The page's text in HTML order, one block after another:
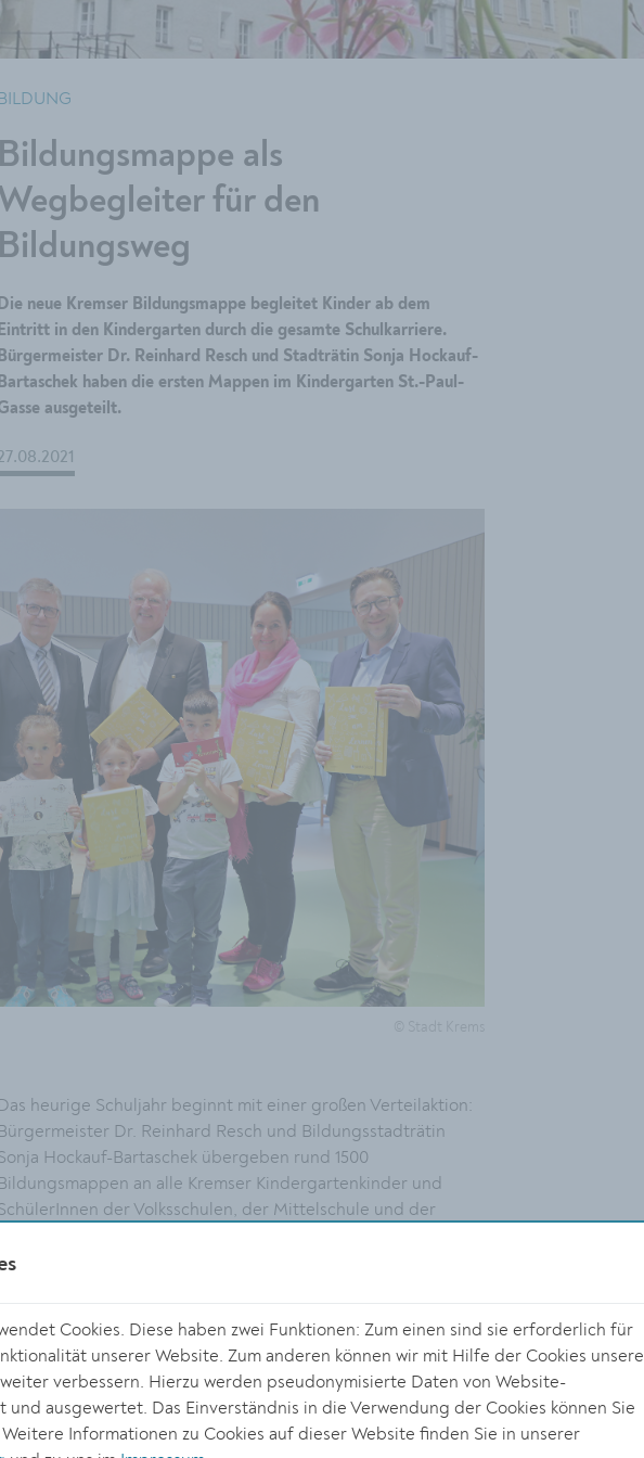
BILDUNG
Bildungsmappe als
für den
Bildungsweg
Die neue Kremser Bildungsmappe begleitet Kinder ab dem
Eintritt in den Kindergarten durch die gesamte Schulkarriere.
Bürgermeister Dr. Reinhard Resch und Stadträtin Sonja Hockauf-
Bartaschek haben die ersten Mappen im Kindergarten St.-Paul-
ausgeteilt.
Das heurige Schuljahr beginnt mit einer großen Verteilaktion:
Bürgermeister Dr. Reinhard Resch und Bildungsstadträtin
Hockauf-Bartaschek übergeben rund 1500
Bildungsmappen an alle Kremser Kindergartenkinder und
der Volksschulen, der Mittelschule und der
Sie enthält nützliche Informationen zu
Musikschule und museumkrems, die
Volksschulbroschüre und allgemein Wissenswertes zur Stadt.
ist als Sammelmappe gedacht, in der die Kinder über die
Jahre alle wichtigen Dokumente und Unterlagen zum
Cookies. Diese haben zwei Funktionen: Zum einen sind sie erforderlich für
unserer Website. Zum anderen können wir mit Hilfe der Cookies unsere
verbessern. Hierzu werden pseudonymisierte Daten von Website-
und ausgewertet. Das Einverständnis in die Verwendung der Cookies können Sie
Informationen zu Cookies auf dieser Website finden Sie in unserer